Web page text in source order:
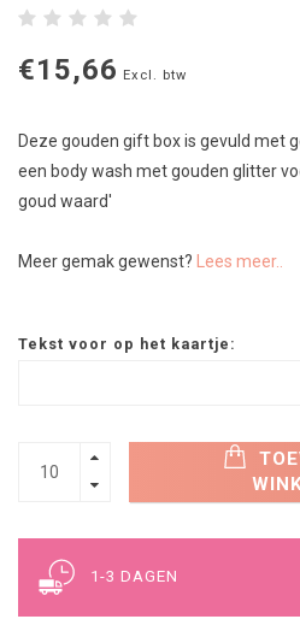
€15,66 Excl. btw
Deze gouden gift box is gevuld met
een body wash met gouden glitter
goud waard'
Meer gemak gewenst? Lees meer..
Tekst voor op het kaartje:
1-3 DAGEN